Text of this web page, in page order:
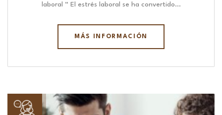
laboral “ El estrés laboral se ha convertido…
MÁS INFORMACIÓN